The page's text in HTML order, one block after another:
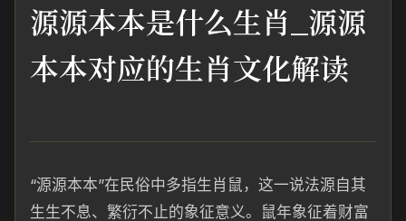
源源本本是什么生肖_源源
本本对应的生肖文化解读
“源源本本”在民俗中多指生肖鼠，这一说法源自其
生生不息、繁衍不止的象征意义。鼠年象征着财富